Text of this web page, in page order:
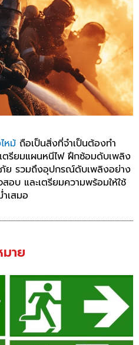
หม้ ถือเป็นสิ่งที่จำเป็นต้องทำ
เตรียมแผนหนีไฟ ฝึกซ้อมดับเพลิง
ย รวมถึงอุปกรณ์ดับเพลิงอย่าง
บ และเตรียมความพร้อมให้ใช้
เสมอ
าย